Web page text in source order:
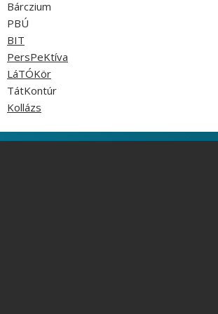
Bárczium
PBÚ
BIT
PersPeKtíva
LáTÓKör
TátKontúr
Kollázs